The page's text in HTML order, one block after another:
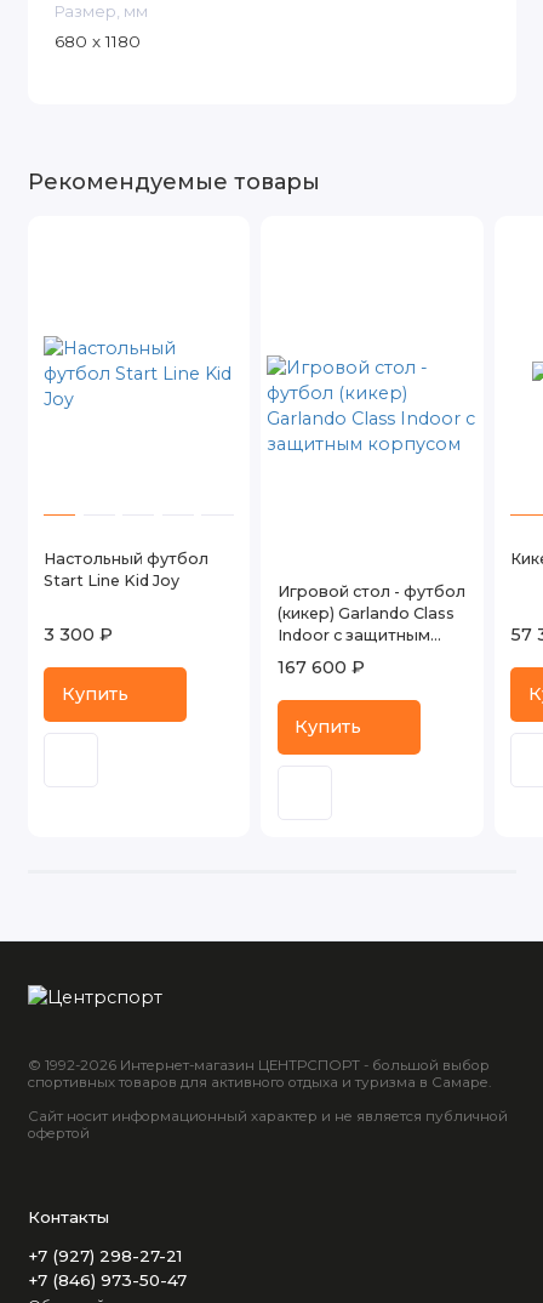
Размер, мм
680 х 1180
Рекомендуемые товары
Настольный футбол
Start Line Kid Joy
3 300 ₽
Купить
Игровой стол - футбол
(кикер) Garlando Class
Indoor с защитным
корпусом
167 600 ₽
Купить
57
© 1992-2026 Интернет-магазин ЦЕНТРСПОРТ - большой выбор
спортивных товаров для активного отдыха и туризма в Самаре.
Сайт носит информационный характер и не является публичной
офертой
Контакты
+7 (927) 298-27-21
+7 (846) 973-50-47